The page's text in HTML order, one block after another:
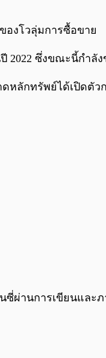
องโวลุ่มการซื้อขาย
2022 ซึ่งขณะนี้กำ
กทรัพย์ได้เปิดตัว
ซี่ผ่านการเขียนและ